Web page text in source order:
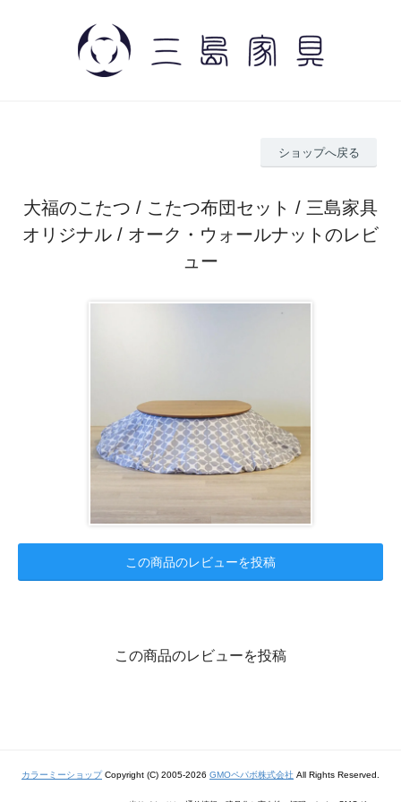
ショップへ戻る
大福のこたつ / こたつ布団セット / 三島家具
オリジナル / オーク・ウォールナットのレビ
ュー
この商品のレビューを投稿
この商品のレビューを投稿
カラーミーショップCopyright (C) 2005-2026 GMOペパボ株式会社 All Rights Reserved.